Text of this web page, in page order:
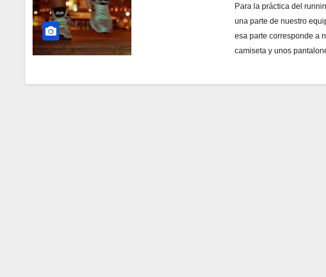
Para la práctica del
una parte de nuestro
esa parte corresponde a
camiseta y unos